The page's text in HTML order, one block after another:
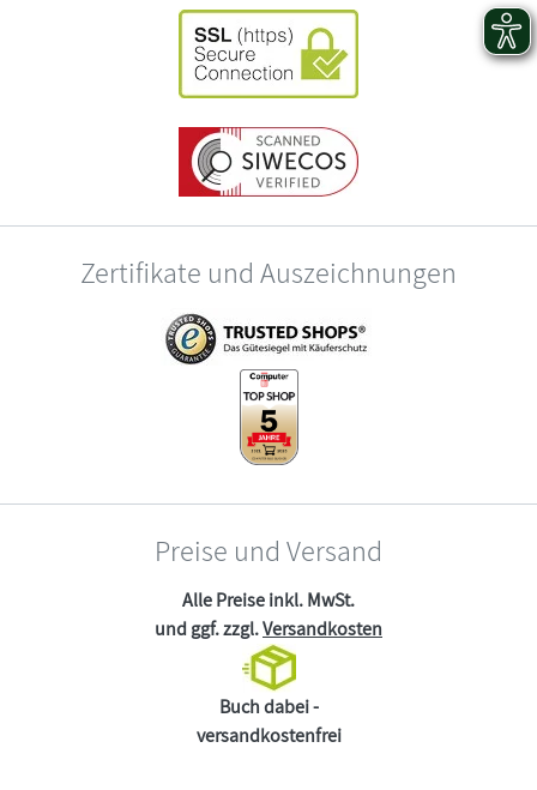
Zertifikate und Auszeichnungen
Preise und Versand
Alle Preise inkl. MwSt.
und ggf. zzgl.Versandkosten
Buch dabei -
versandkostenfrei